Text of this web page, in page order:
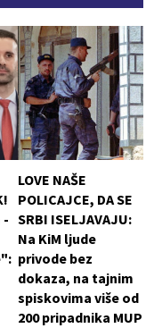
-
LOVE NAŠE
POLICAJCE, DA SE
SRBI ISELJAVAJU:
Na KiM ljude
privode bez
dokaza, na tajnim
spiskovima više od
200 pripadnika MUP